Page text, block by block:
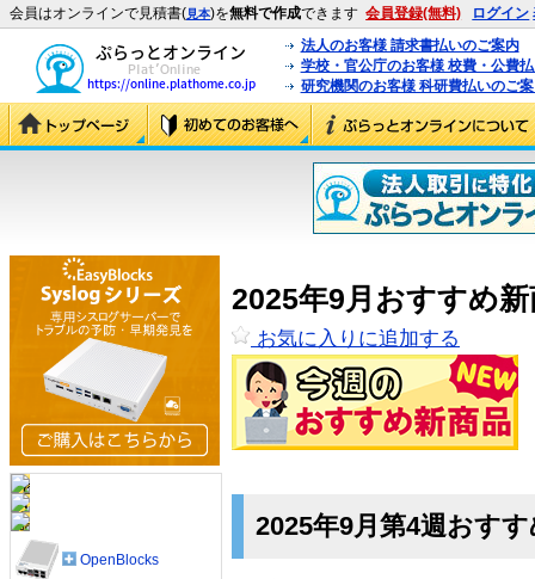
会員はオンラインで見積書(見本)を無料で作成できます 会員登録(無料) ログイン
法人のお客様 請求書払いのご案内
学校・官公庁のお客様 校費・公費
研究機関のお客様 科研費払いのご
2025年9月おすすめ
お気に入りに追加する
2025年9月第4週おす
OpenBlocks